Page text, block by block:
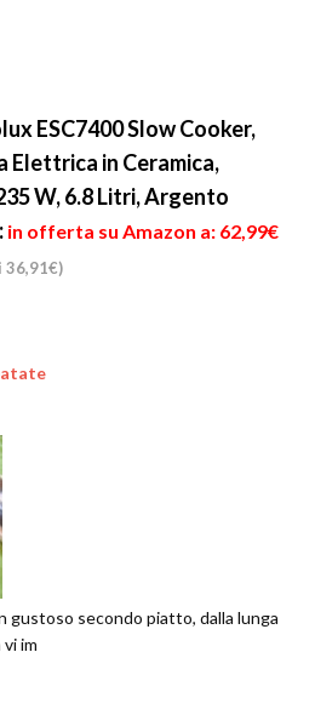
ESC7400 Slow Cooker,
Elettrica in Ceramica,
W, 6.8 Litri, Argento
in offerta su Amazon a: 62,99€
36,91€)
gustoso secondo piatto, dalla lunga
im